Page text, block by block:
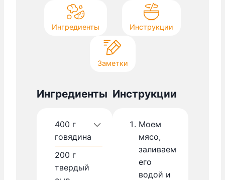
Ингредиенты Инструкции
Заметки
Ингредиенты
400 г
говядина
200 г
твердый
Инструкции
Моем
мясо,
заливаем
его
водой и